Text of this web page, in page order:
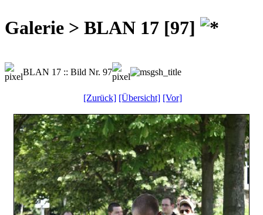
Galerie > BLAN 17 [97]
BLAN 17 :: Bild Nr. 97
[Zurück] [Übersicht] [Vor]